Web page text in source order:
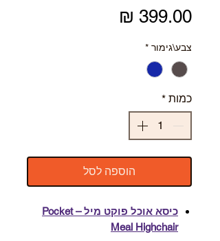
צבע\גימור *
כמות *
הוספה לסל
כיסא אוכל פוקט מיל – Pocket
Meal Highchair